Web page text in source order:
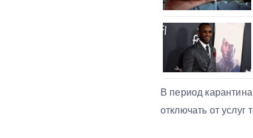
В период
отключать от услуг